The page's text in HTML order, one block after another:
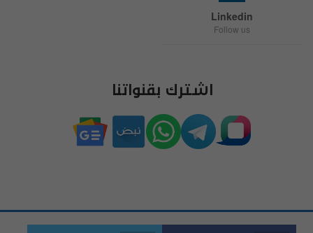
Linkedin
Follow us
اشترك بقنواتنا